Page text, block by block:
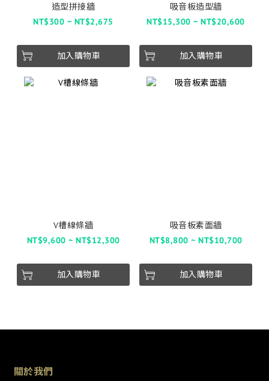
造型拼接牆
NT$300 ~ NT$2,675
加入購物車
吸音板造型牆
NT$15,300 ~ NT$20,600
加入購物車
V槽線條牆
NT$9,600 ~ NT$12,300
加入購物車
吸音板素面牆
NT$8,800 ~ NT$10,700
加入購物車
關於我們